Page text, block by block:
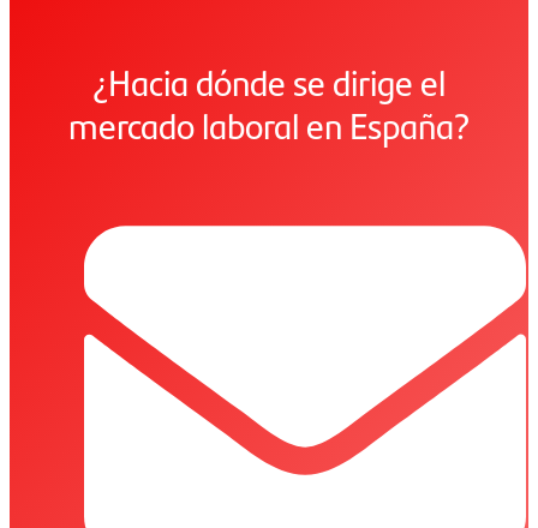
¿Hacia dónde se dirige el
mercado laboral en España?